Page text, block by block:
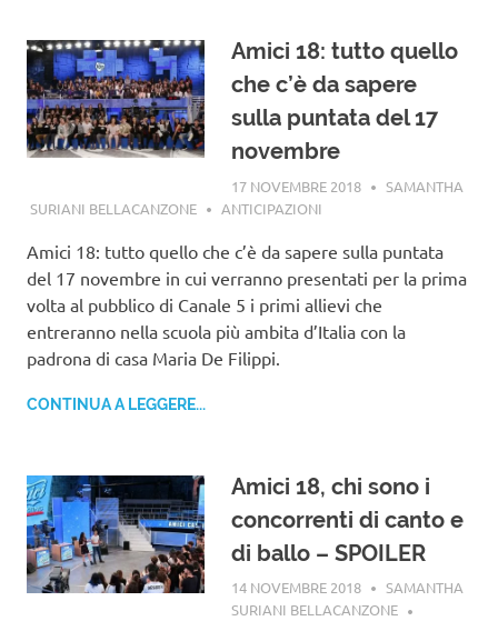
Amici 18: tutto quello
che c’è da sapere
sulla puntata del 17
novembre
17 NOVEMBRE 2018
SAMANTHA
SURIANI BELLACANZONE
ANTICIPAZIONI
Amici 18: tutto quello che c’è da sapere sulla puntata
del 17 novembre in cui verranno presentati per la prima
volta al pubblico di Canale 5 i primi allievi che
entreranno nella scuola più ambita d’Italia con la
padrona di casa Maria De Filippi.
CONTINUA A LEGGERE...
Amici 18, chi sono i
concorrenti di canto e
di ballo – SPOILER
14 NOVEMBRE 2018
SAMANTHA
SURIANI BELLACANZONE